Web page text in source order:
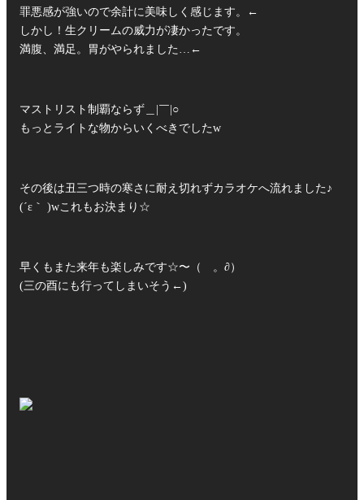
罪悪感が強いので余計に美味しく感じます。←
しかし！生クリームの威力が凄かったです。
満腹、満足。胃がやられました…←
マストリスト制覇ならず＿|￣|○
もっとライトな物からいくべきでしたw
その後は丑三つ時の寒さに耐え切れずカラオケへ流れました♪
(´ε｀ )wこれもお決まり☆
早くもまた来年も楽しみです☆〜（ゝ。∂）
(三の酉にも行ってしまいそう←)